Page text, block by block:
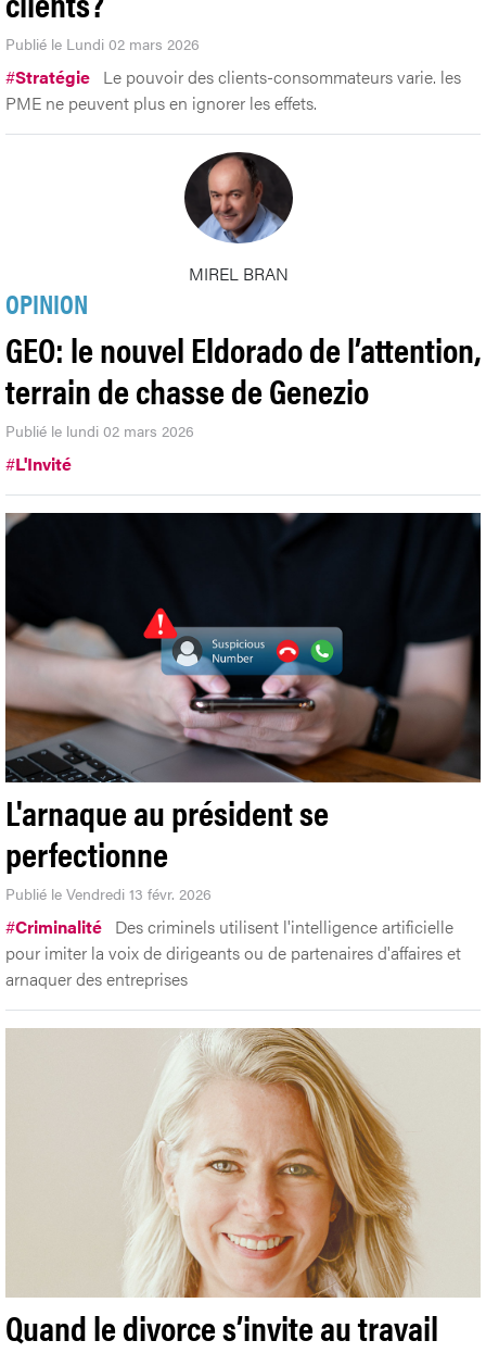
Publié le Lundi 02 mars 2026
#Stratégie Le pouvoir des clients-consommateurs varie. les
PME ne peuvent plus en ignorer les effets.
MIREL BRAN
OPINION
GEO: le nouvel Eldorado de l’attention,
terrain de chasse de Genezio
Publié le lundi 02 mars 2026
#L'Invité
L'arnaque au président se
perfectionne
Publié le Vendredi 13 févr. 2026
#Criminalité Des criminels utilisent l'intelligence artificielle
pour imiter la voix de dirigeants ou de partenaires d'affaires et
arnaquer des entreprises
Quand le divorce s’invite au travail